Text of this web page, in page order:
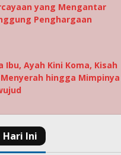
yang Mengantar
Penghargaan
Ibu, Ayah Kini Koma, Kisah
hingga Mimpinya